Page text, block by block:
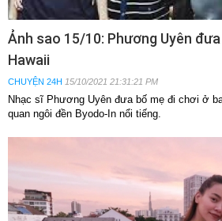
Ảnh sao 15/10: Phương Uyên
Hawaii
CHUYỆN 24H 15/10/2021 21:31:21 PM
Nhạc sĩ Phương Uyên đưa bố mẹ đi chơi ở
quan ngôi đền Byodo-In nổi tiếng.